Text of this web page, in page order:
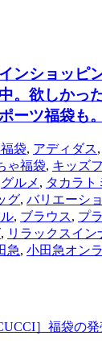
ンショッピ
。欲しかっ
ーツ福袋も。
袋, アディダス,
ゃ福袋, キッズ
グルメ , タカラト
グ, バリエーシ
, ブラウス, プ
, リラックスイン
急, 小田急オン
］福袋の